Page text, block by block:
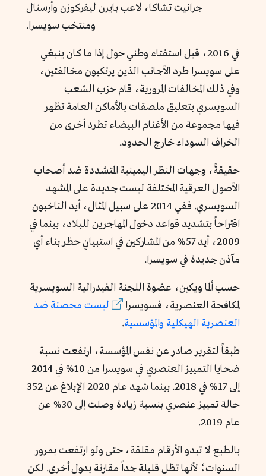
— جرانيت تشاكا، لاعب بايرن ليفركوزن وأرسنال
ومنتخب سويسرا.
في 2016، قبل استفتاء وطني حول إذا ما كان ينبغي
على سويسرا طرد الأجانب الذين يرتكبون مخالفتين،
وفي ذلك المخالفات المرورية، قام حزب الشعب
السويسري بتعليق ملصقات بالأماكن العامة تظهر
فيها مجموعة من الأغنام البيضاء تطرد أخرى من
الخراف السوداء خارج الحدود.
حقيقةً، وجهات النظر اليمينية المتشددة ضد أصحاب
الأصول العرقية المختلفة ليست جديدة على المشهد
السويسري. ففي 2014 على سبيل المثال، أيد الناخبون
اقتراحاً بتشديد قواعد دخول المهاجرين للبلاد، بينما في
2009، أيد 57% من المشاركين في استبيانٍ حظر بناء أي
مآذن جديدة في سويسرا.
حسب ألما ويكين، عضوة اللجنة الفيدرالية السويسرية
لمكافحة العنصرية، فسويسرا
ليست محصنة ضد
العنصرية الهيكلية والمؤسسية.
طبقاً لتقرير صادر عن نفس المؤسسة، ارتفعت نسبة
ضحايا التمييز العنصري في سويسرا من 10% في 2014
إلى 17% في 2018. بينما شهد عام 2020 الإبلاغ عن 352
حالة تمييز عنصري بنسبة زيادة وصلت إلى 30% عن
عام 2019.
بالطبع لا تبدو الأرقام مقلقة، حتى ولو ارتفعت بمرور
السنوات؛ لأنها تظل قليلة جداً مقارنة بدول أخرى. لكن